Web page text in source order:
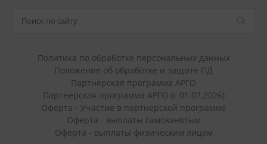
Политика по обработке персональных данных
Положение об обработке и защите ПД
Партнерская программа АРГО
Партнерская программа АРГО (с 01.07.2026)
Оферта - Участие в партнерской программе
Оферта - выплаты самозанятым
Оферта - выплаты физическим лицам